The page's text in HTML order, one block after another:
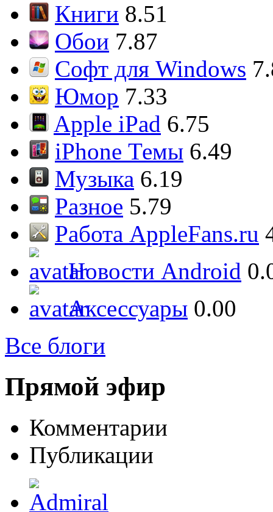
Книги 8.51
Обои 7.87
Софт для Windows
Юмор 7.33
Apple iPad 6.75
iPhone Темы 6.49
Музыка 6.19
Разное 5.79
Работа AppleFans.ru
Новости Android
Аксессуары 0.00
Все блоги
Прямой эфир
Комментарии
Публикации